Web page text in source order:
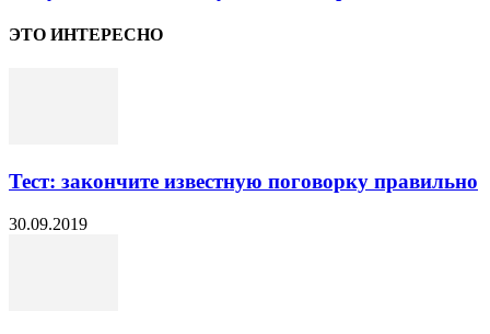
ЭТО ИНТЕРЕСНО
Тест: закончите известную поговорку правильно
30.09.2019